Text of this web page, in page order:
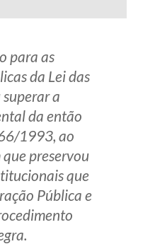
para as
da Lei das
a
da então
1993, ao
preservou
que
Pública e